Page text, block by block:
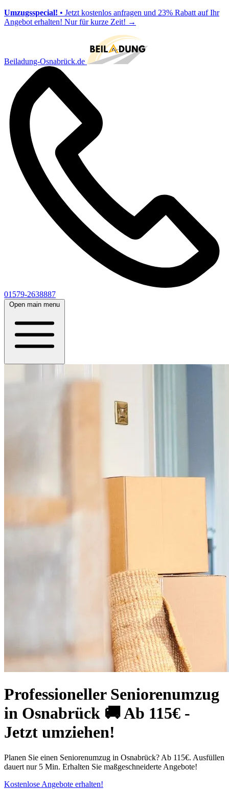
Umzugsspecial! • Jetzt kostenlos anfragen und 23% Rabatt auf Ihr
Angebot erhalten! Nur für kurze Zeit! →
Beiladung-Osnabrück.de
01579-2638887
Open main menu
Professioneller Seniorenumzug
in Osnabrück⁠ 🚚 Ab 115€ -
Jetzt umziehen!
Planen Sie einen Seniorenumzug in Osnabrück? Ab 115€. Ausfüllen
dauert nur 5 Min. Erhalten Sie maßgeschneiderte Angebote!
Kostenlose Angebote erhalten!